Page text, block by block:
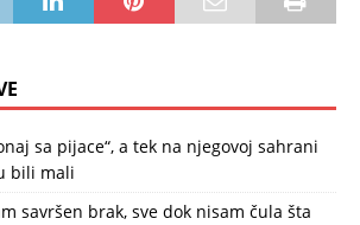
sa pijace“, a tek na njegovoj sahrani
bili mali
savršen brak, sve dok nisam čula šta